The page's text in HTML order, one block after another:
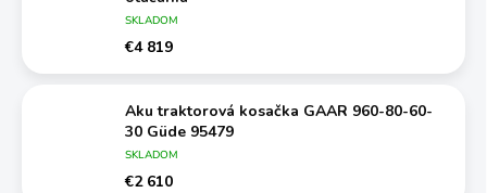
+ 9 mm nôž odlamovací, plastový
SKLADOM
€4 819
Aku traktorová kosačka GAAR 960-80-60-
30 Güde 95479
SKLADOM
€2 610